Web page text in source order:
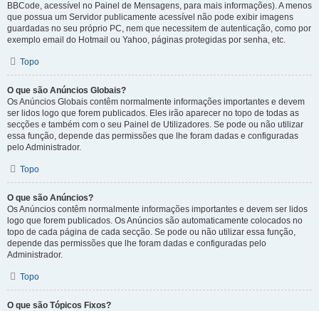
BBCode, acessível no Painel de Mensagens, para mais informações). A menos
que possua um Servidor publicamente acessível não pode exibir imagens
guardadas no seu próprio PC, nem que necessitem de autenticação, como por
exemplo email do Hotmail ou Yahoo, páginas protegidas por senha, etc.
Topo
O que são Anúncios Globais?
Os Anúncios Globais contêm normalmente informações importantes e devem
ser lidos logo que forem publicados. Eles irão aparecer no topo de todas as
secções e também com o seu Painel de Utilizadores. Se pode ou não utilizar
essa função, depende das permissões que lhe foram dadas e configuradas
pelo Administrador.
Topo
O que são Anúncios?
Os Anúncios contêm normalmente informações importantes e devem ser lidos
logo que forem publicados. Os Anúncios são automaticamente colocados no
topo de cada página de cada secção. Se pode ou não utilizar essa função,
depende das permissões que lhe foram dadas e configuradas pelo
Administrador.
Topo
O que são Tópicos Fixos?